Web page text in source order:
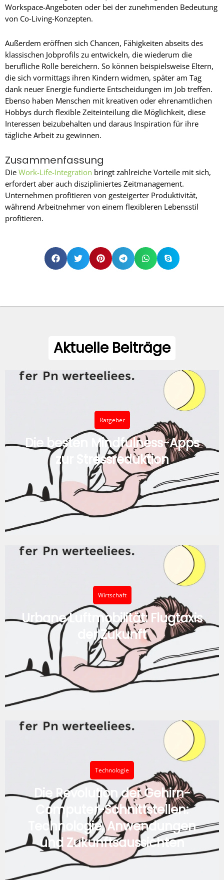
Workspace-Angeboten oder bei der zunehmenden Bedeutung
von Co-Living-Konzepten.
Außerdem eröffnen sich Chancen, Fähigkeiten abseits des
klassischen Jobprofils zu entwickeln, die wiederum die
berufliche Rolle bereichern. So können beispielsweise Eltern,
die sich vormittags ihren Kindern widmen, später am Tag
dank neuer Energie fundierte Entscheidungen im Job treffen.
Ebenso haben Menschen mit kreativen oder ehrenamtlichen
Hobbys durch flexible Zeiteinteilung die Möglichkeit, diese
Interessen beizubehalten und daraus Inspiration für ihre
tägliche Arbeit zu gewinnen.
Zusammenfassung
Die Work-Life-Integration bringt zahlreiche Vorteile mit sich,
erfordert aber auch diszipliniertes Zeitmanagement.
Unternehmen profitieren von gesteigerter Produktivität,
während Arbeitnehmer von einem flexibleren Lebensstil
profitieren.
Aktuelle Beiträge
Ratgeber
Die besten Mindfulness-Apps
zur Stressreduktion
Wirtschaft
Urbane Luftmobilität: Flugtaxis
der Zukunft
Technologie
Die Revolution der Gehirn-
Computer-Schnittstellen:
Technologie, Anwendungen
und Zukunftsaussichten